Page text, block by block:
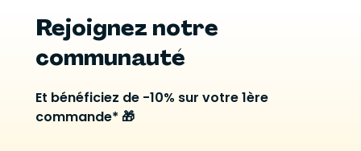
Rejoignez notre
communauté
Et bénéficiez de -10% sur votre 1ère
commande* 🎁